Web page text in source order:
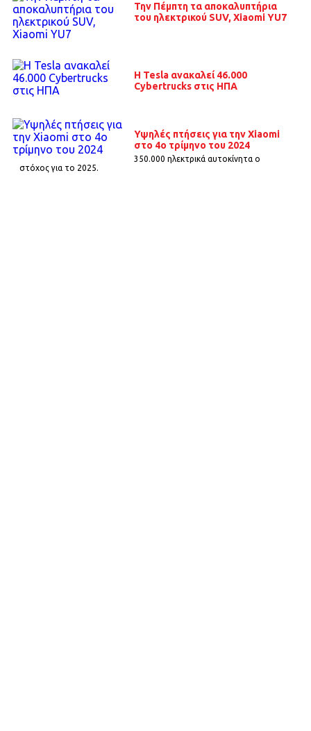
Την Πέμπτη τα αποκαλυπτήρια
του ηλεκτρικού SUV, Xiaomi YU7
H Tesla ανακαλεί 46.000
Cybertrucks στις ΗΠΑ
Υψηλές πτήσεις για την Xiaomi
στο 4ο τρίμηνο του 2024
350.000 ηλεκτρικά αυτοκίνητα ο
στόχος για το 2025.